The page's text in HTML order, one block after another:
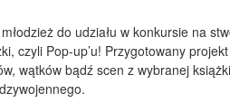
do udziału w konkursie na
czyli Pop-up’u! Przygotowany
wątków bądź scen z wybranej